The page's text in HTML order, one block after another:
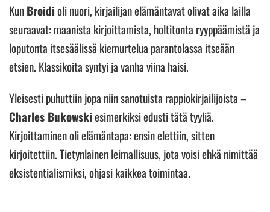
KunBroidioli nuori, kirjailijan elämäntavat olivat aika lailla
seuraavat: maanista kirjoittamista, holtitonta ryyppäämistä ja
loputonta itsesäälissä kiemurtelua parantolassa itseään
etsien. Klassikoita syntyi ja vanha viina haisi.
Yleisesti puhuttiin jopa niin sanotuista rappiokirjailijoista –
Charles Bukowskiesimerkiksi edusti tätä tyyliä.
Kirjoittaminen oli elämäntapa: ensin elettiin, sitten
kirjoitettiin. Tietynlainen leimallisuus, jota voisi ehkä nimittää
eksistentialismiksi, ohjasi kaikkea toimintaa.